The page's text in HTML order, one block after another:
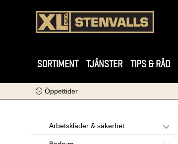
SORTIMENT TJÄNSTER TIPS & RÅD
Öppettider
Arbetskläder & säkerhet